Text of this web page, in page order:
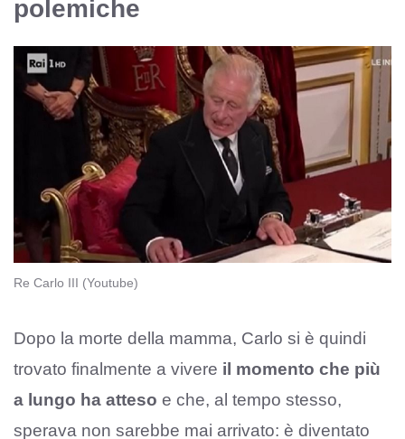
polemiche
Re Carlo III (Youtube)
Dopo la morte della mamma, Carlo si è quindi
trovato finalmente a vivere il momento che più
a lungo ha atteso e che, al tempo stesso,
sperava non sarebbe mai arrivato: è diventato